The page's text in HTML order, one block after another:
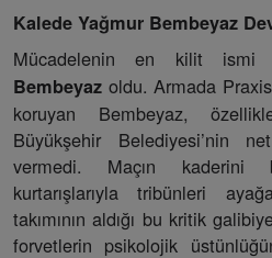
Kalede Yağmur Bembeyaz
Mücadelenin en kilit ismi
Bembeyaz oldu. Armada
koruyan Bembeyaz,
Büyükşehir Belediyesi’nin
vermedi. Maçın kaderini
kurtarışlarıyla tribünleri
takımının aldığı bu kritik
forvetlerin psikolojik